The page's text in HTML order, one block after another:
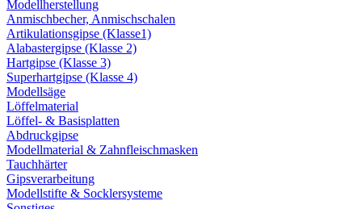
Modellherstellung
Anmischbecher, Anmischschalen
Artikulationsgipse (Klasse1)
Alabastergipse (Klasse 2)
Hartgipse (Klasse 3)
Superhartgipse (Klasse 4)
Modellsäge
Löffelmaterial
Löffel- & Basisplatten
Abdruckgipse
Modellmaterial & Zahnfleischmasken
Tauchhärter
Gipsverarbeitung
Modellstifte & Socklersysteme